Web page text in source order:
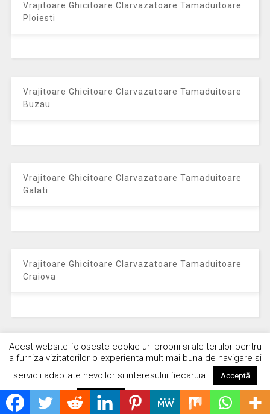
Vrajitoare Ghicitoare Clarvazatoare Tamaduitoare
Ploiesti
Vrajitoare Ghicitoare Clarvazatoare Tamaduitoare
Buzau
Vrajitoare Ghicitoare Clarvazatoare Tamaduitoare
Galati
Vrajitoare Ghicitoare Clarvazatoare Tamaduitoare
Craiova
Vrajitoare Ghicitoare Clarvazatoare Tamaduitoare
Brasov
Acest website foloseste cookie-uri proprii si ale tertilor pentru
a furniza vizitatorilor o experienta mult mai buna de navigare si
servicii adaptate nevoilor si interesului fiecaruia.
Acceptă
Respinge Citește mai mult